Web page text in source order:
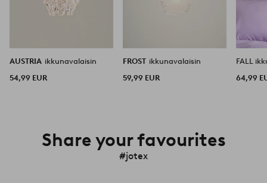
AUSTRIA ikkunavalaisin
54,99 EUR
FROST ikkunavalaisin
59,99 EUR
FALL
64,99
Share your favourites
#jotex